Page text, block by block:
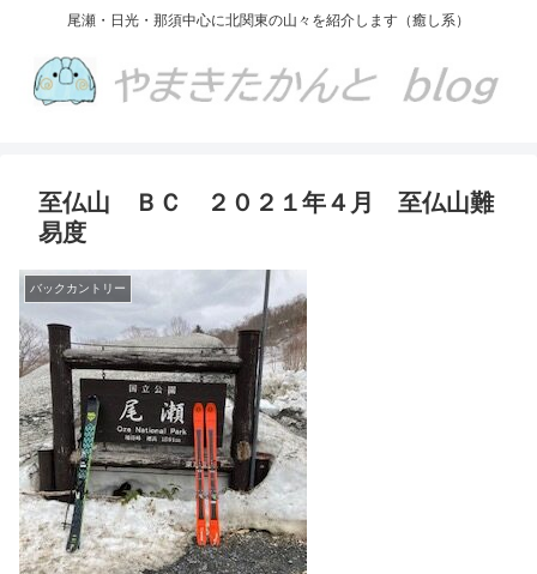
尾瀬・日光・那須中心に北関東の山々を紹介します（癒し系）
至仏山 ＢＣ ２０２１年４月 至仏山難
易度
バックカントリー